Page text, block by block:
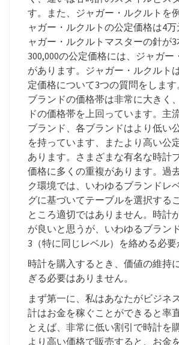
す。また、ジャガー・ルクルトを
ャガー・ルクルトの公定価格は4
ャガー・ルクルトマスターの針が3
300,000の公定価格には、ジャガー
があります。ジャガー・ルクルト
定価格について3つの質問をしま
ブランドの価格帯は非常に大きく
ドの価格帯を上回っています。主
ブランド、各ブランドはより低い
を持っています、またより高い公
あります。さまざまな有名な時計
価格に多くの重複があります。過
ク環境では、いわゆるブランドレ
グに基づいてテーブルを選択する
ところ適切ではありません。時計
が良いと思うが、いわゆるブラン
3（特に同じレベル）を絡める必要
時計を購入するとき、価値の維持
ぎる必要はありません。
まず第一に、私はあなたがビジネ
計はお金を稼ぐことができると率
とえば、非常に低い割引で時計を
より高い価格で販売すると、お金